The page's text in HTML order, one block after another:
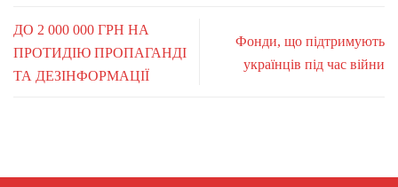
ДО 2 000 000 ГРН НА
ПРОТИДІЮ ПРОПАГАНДІ
ТА ДЕЗІНФОРМАЦІЇ
Фонди, що підтримують
українців під час війни